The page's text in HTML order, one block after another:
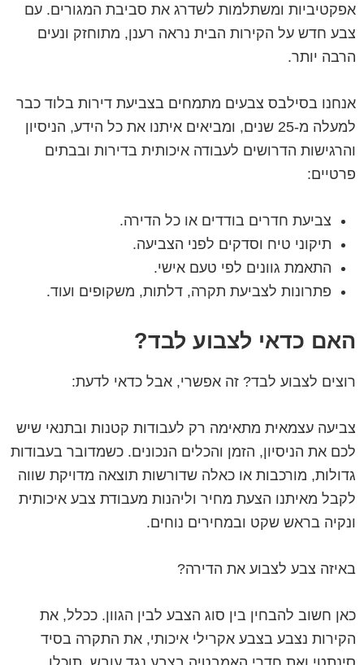
אפקטיביות ומשתלמות לשדרג את סביבת המגורים. עם
צבע חדש על הקירות הבית נראה רענן, מתוחזק ונעים
הרבה יותר.
אנחנו בסילבס צבעים מתמחים בצביעת דירות בלוד כבר
למעלה מ-25 שנים, ומביאים איתנו את כל הידע, הניסיון
והרגישות הדרושים לעבודה איכותית בדירות ובבתים
פרטיים:
צביעת חדרים בודדים או כל הדירה.
תיקוני טיח וסדקים לפני הצביעה.
התאמת גוונים לפי טעם אישי.
פתרונות לצביעת תקרה, דלתות, משקופים ועוד.
האם כדאי לצבוע לבד?
רוצים לצבוע לבד? זה אפשרי, אבל כדאי לדעת:
צביעה עצמאית מתאימה רק לעבודות קטנות ובתנאי שיש
לכם את הניסיון, הזמן והכלים הנכונים. כשמדובר בעבודות
גדולות, מורכבות או כאלה שדורשות תוצאה מדויקת שווה
לקבל מאיתנו הצעת מחיר וליהנות מעבודת צבע איכותית
ונקיה בראש שקט ובמחירים נוחים.
באיזה צבע לצבוע את הדירה?
כאן חשוב להבחין בין סוג הצבע לבין הגוון. ככלל, את
הקירות נצבע בצבע אקרילי איכותי, את התקרה בסיד